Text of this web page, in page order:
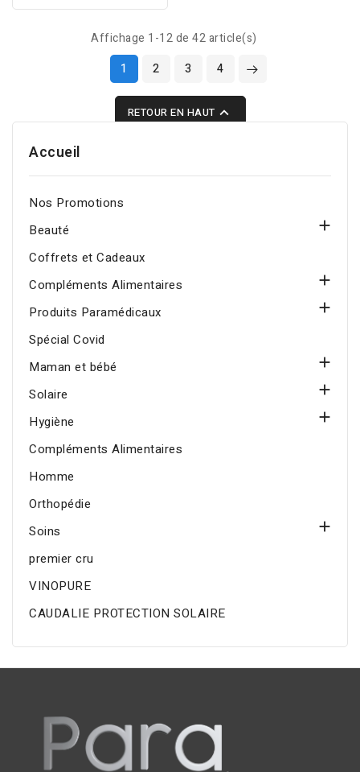
apaise les peaux extra
sèches à tendance
atopique, tout en les
protégeant jour après
Formulé avec de l'argile
kakadu, il hydrate, purifie
et apaise, tout en
atténuant les rougeurs et
Affichage 1-12 de 42 article(s)
1
2 3 4
RETOUR EN HAUT 
Accueil
Nos Promotions
Beauté

Coffrets et Cadeaux
Compléments Alimentaires

Produits Paramédicaux

Spécial Covid
Maman et bébé

Solaire

Hygiène

Compléments Alimentaires
Homme
Orthopédie
Soins

premier cru
VINOPURE
CAUDALIE PROTECTION SOLAIRE